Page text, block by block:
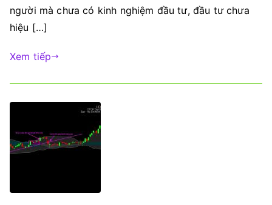
người mà chưa có kinh nghiệm đầu tư, đầu tư chưa
hiệu […]
Xem tiếp